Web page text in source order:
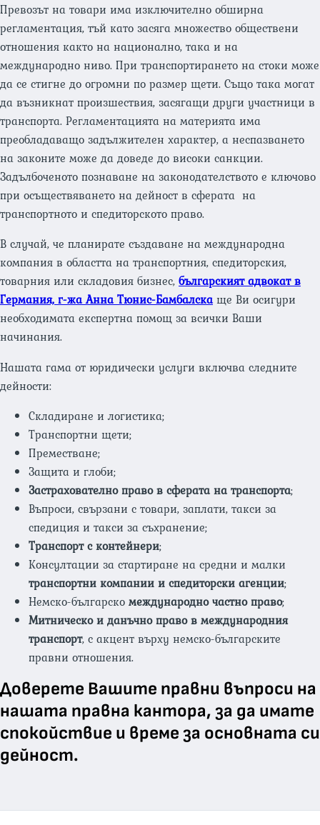
Превозът на товари има изключително обширна
регламентация, тъй като засяга множество обществени
отношения както на национално, така и на
международно ниво. При транспортирането на стоки може
да се стигне до огромни по размер щети. Също така могат
да възникнат произшествия, засягащи други участници в
транспорта. Регламентацията на материята има
преобладаващо задължителен характер, а неспазването
на законите може да доведе до високи санкции.
Задълбоченото познаване на законодателството е ключово
при осъществяването на дейност в сферата на
транспортното и спедиторското право.
В случай, че планирате създаване на международна
компания в областта на транспортния, спедиторския,
товарния или складовия бизнес, българският адвокат в
Германия, г-жа Анна Тюнис-Бамбалска ще Ви осигури
необходимата експертна помощ за всички Ваши
начинания.
Нашата гама от юридически услуги включва следните
дейности:
Складиране и логистика;
Tранспортни щети;
Преместване;
Защита и глоби;
Застрахователно право в сферата на транспорта;
Въпроси, свързани с товари, заплати, такси за
спедиция и такси за съхранение;
Транспорт с контейнери;
Консултации за стартиране на средни и малки
транспортни компании и спедиторски агенции;
Немско-българско международно частно право;
Митническо и данъчно право в международния
транспорт, с акцент върху немско-българските
правни отношения.
Доверете Вашите правни въпроси на
нашата правна кантора, за да имате
спокойствие и време за основната си
дейност.